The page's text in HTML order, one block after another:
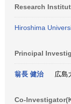
Research
Hiroshima
Principal
翁長 健治 広島
Co-